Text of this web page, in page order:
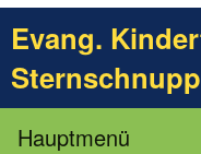
Evang.
Hauptmenü